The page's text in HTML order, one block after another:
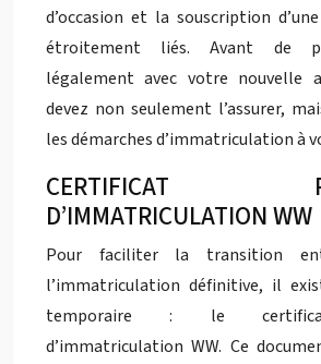
d’occasion et la souscription
étroitement liés. Avant de
légalement avec votre nouvelle
devez non seulement l’assurer,
les démarches d’immatriculation à
CERTIFICAT
D’IMMATRICULATION WW
Pour faciliter la transition
l’immatriculation définitive, il
temporaire : le
d’immatriculation WW. Ce